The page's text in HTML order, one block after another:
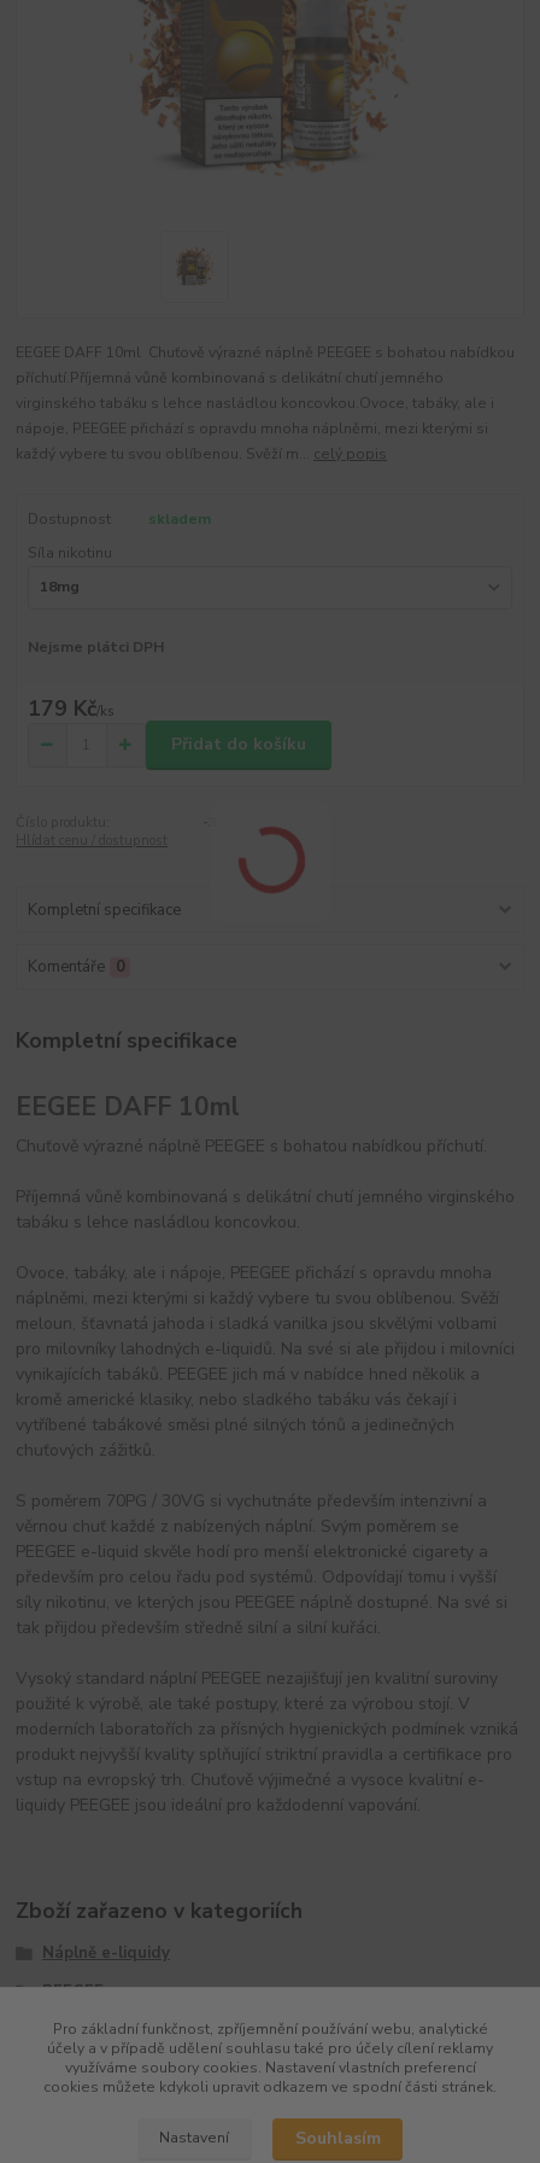
EEGEE DAFF 10ml Chuťově výrazné náplně PEEGEE s bohatou nabídkou
příchutí.Příjemná vůně kombinovaná s delikátní chutí jemného
virginského tabáku s lehce nasládlou koncovkou.Ovoce, tabáky, ale i
nápoje, PEEGEE přichází s opravdu mnoha náplněmi, mezi kterými si
každý vybere tu svou oblíbenou. Svěží m... celý popis
Dostupnost
skladem
Síla nikotinu
Nejsme plátci DPH
179 Kč/ks
Přidat do košíku
Kompletní specifikace
Komentáře 0
Kompletní specifikace
EEGEE DAFF 10ml
Chuťově výrazné náplně PEEGEE s bohatou nabídkou příchutí.
Příjemná vůně kombinovaná s delikátní chutí jemného virginského
tabáku s lehce nasládlou koncovkou.
Ovoce, tabáky, ale i nápoje, PEEGEE přichází s opravdu mnoha
náplněmi, mezi kterými si každý vybere tu svou oblíbenou. Svěží
meloun, šťavnatá jahoda i sladká vanilka jsou skvělými volbami
pro milovníky lahodných e-liquidů. Na své si ale přijdou i milovníci
vynikajících tabáků. PEEGEE jich má v nabídce hned několik a
kromě americké klasiky, nebo sladkého tabáku vás čekají i
vytříbené tabákové směsi plné silných tónů a jedinečných
chuťových zážitků.
S poměrem 70PG / 30VG si vychutnáte především intenzivní a
věrnou chuť každé z nabízených náplní. Svým poměrem se
PEEGEE e-liquid skvěle hodí pro menší elektronické cigarety a
především pro celou řadu pod systémů. Odpovídají tomu i vyšší
síly nikotinu, ve kterých jsou PEEGEE náplně dostupné. Na své si
tak přijdou především středně silní a silní kuřáci.
Vysoký standard náplní PEEGEE nezajišťují jen kvalitní suroviny
použité k výrobě, ale také postupy, které za výrobou stojí. V
moderních laboratořích za přísných hygienických podmínek vzniká
produkt nejvyšší kvality splňující striktní pravidla a certifikace pro
vstup na evropský trh. Chuťově výjimečné a vysoce kvalitní e-
liquidy PEEGEE jsou ideální pro každodenní vapování.
Zboží zařazeno v kategoriích
Náplně e-liquidy
PEEGEE
Pro základní funkčnost, zpříjemnění používání webu, analytické
účely a v případě udělení souhlasu také pro účely cílení reklamy
využíváme soubory cookies. Nastavení vlastních preferencí
cookies můžete kdykoli upravit odkazem ve spodní části stránek.
Nastavení Souhlasím